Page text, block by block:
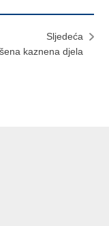
Sljedeća
kaznena djela